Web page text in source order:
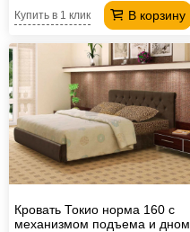
В корзину
Купить в 1 клик
Кровать Токио норма 160 с
механизмом подъема и дном